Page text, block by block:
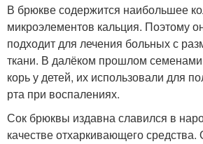
В брюкве содержится наибольшее
микроэлементов кальция. Поэтому
подходит для лечения больных с
ткани. В далёком прошлом
корь у детей, их использовали для
рта при воспалениях.
Сок брюквы издавна славился в
качестве отхаркивающего